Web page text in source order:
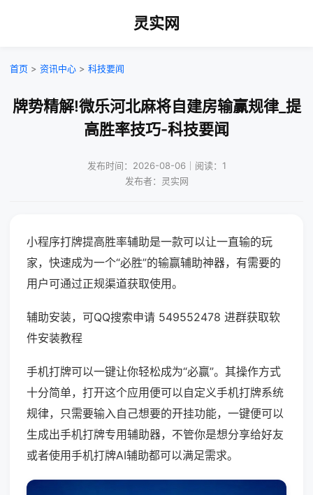
灵实网
首页 > 资讯中心 > 科技要闻
牌势精解!微乐河北麻将自建房输赢规律_提
高胜率技巧-科技要闻
发布时间：2026-08-06｜阅读：1
发布者：灵实网
小程序打牌提高胜率辅助是一款可以让一直输的玩
家，快速成为一个“必胜”的输赢辅助神器，有需要的
用户可通过正规渠道获取使用。
辅助安装，可QQ搜索申请 549552478 进群获取软
件安装教程
手机打牌可以一键让你轻松成为“必赢”。其操作方式
十分简单，打开这个应用便可以自定义手机打牌系统
规律，只需要输入自己想要的开挂功能，一键便可以
生成出手机打牌专用辅助器，不管你是想分享给好友
或者使用手机打牌AI辅助都可以满足需求。